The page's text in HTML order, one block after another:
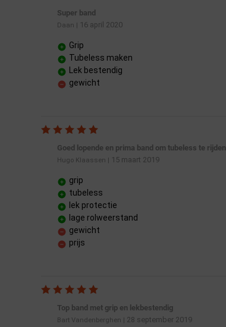
Super band
Daan | 16 april 2020
Grip
Tubeless maken
Lek bestendig
gewicht
Goed lopende en prima band om tubeless te rijden
Hugo Klaassen | 15 maart 2019
grip
tubeless
lek protectie
lage rolweerstand
gewicht
prijs
Top band met grip en lekbestendig
Bart Vandenberghen | 28 september 2019